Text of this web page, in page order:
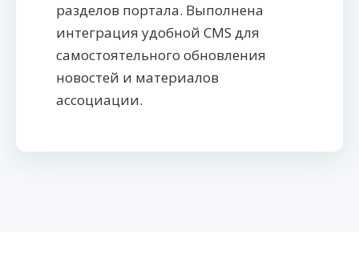
разделов портала. Выполнена
интеграция удобной CMS для
самостоятельного обновления
новостей и материалов
ассоциации.